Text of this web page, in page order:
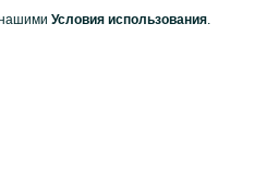
Условия использования.